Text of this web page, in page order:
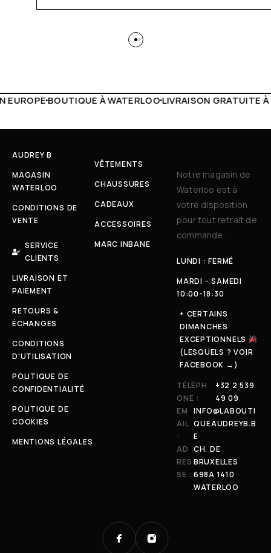
LIVRAISON GRATUITE À PARTIR DE 150€LIVE
AUDREY B
MAGASIN
WATERLOO
CONDITIONS DE
VENTE
SERVICE
CLIENTS
LIVRAISON ET
PAIEMENT
RETOURS &
ÉCHANGES
CONDITIONS
D'UTILISATION
POLITIQUE DE
CONFIDENTIALITÉ
POLITIQUE DE
COOKIES
MENTIONS LÉGALES
VÊTEMENTS
CHAUSSURES
CADEAUX
ACCESSOIRES
MARC INBANE
Notre magasin de
Waterloo est à
votre disposition
pour tout retrait de
commande.
LUNDI : FERMÉ
MARDI - SAMEDI
10:00-18:30
+ CERTAINS
DIMANCHES
EXCEPTIONNELS
(LESQUELS ? VOIR
FACEBOOK →)
TÉLÉPH
ONE :
+32 2 539
49 09
EM
AIL
:
INFO@LABOUTI
QUEAUDREYB.B
E
AD
RES
SE :
CH. DE
BRUXELLES
698A 1410
WATERLOO